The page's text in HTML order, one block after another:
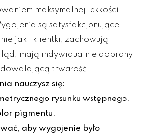
maksymalnej lekkości
są satysfakcjonujące
jak i klientki, zachowują
mają indywidualnie dobrany
trwałość.
nauczysz się:
rysunku wstępnego,
pigmentu,
aby wygojenie było